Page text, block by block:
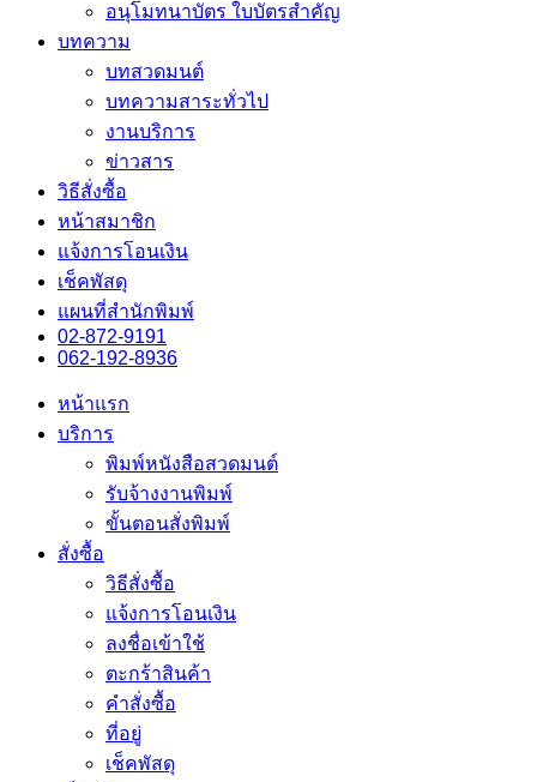
อนุโมทนาบัตร ใบบัตรสำคัญ
บทความ
บทสวดมนต์
บทความสาระทั่วไป
งานบริการ
ข่าวสาร
วิธีสั่งซื้อ
หน้าสมาชิก
แจ้งการโอนเงิน
เช็คพัสดุ
แผนที่สำนักพิมพ์
02-872-9191
062-192-8936
หน้าแรก
บริการ
พิมพ์หนังสือสวดมนต์
รับจ้างงานพิมพ์
ขั้นตอนสั่งพิมพ์
สั่งซื้อ
วิธีสั่งซื้อ
แจ้งการโอนเงิน
ลงชื่อเข้าใช้
ตะกร้าสินค้า
คำสั่งซื้อ
ที่อยู่
เช็คพัสดุ